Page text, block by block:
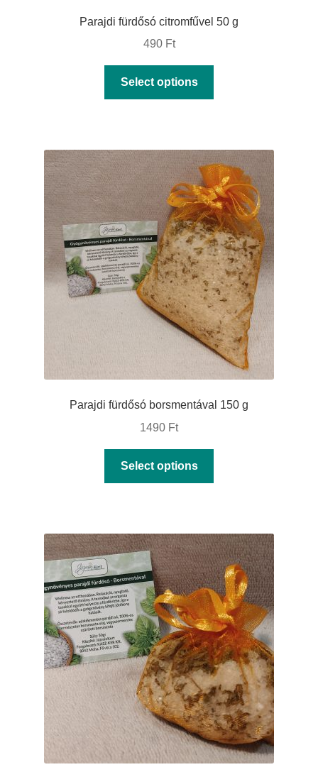
Parajdi fürdősó citromfűvel 50 g
490 Ft
Select options
variants.
The
options
may
be
chosen
on
the
product
page
Parajdi fürdősó borsmentával 150 g
1490 Ft
Select options
variants.
The
options
may
be
chosen
on
the
product
page